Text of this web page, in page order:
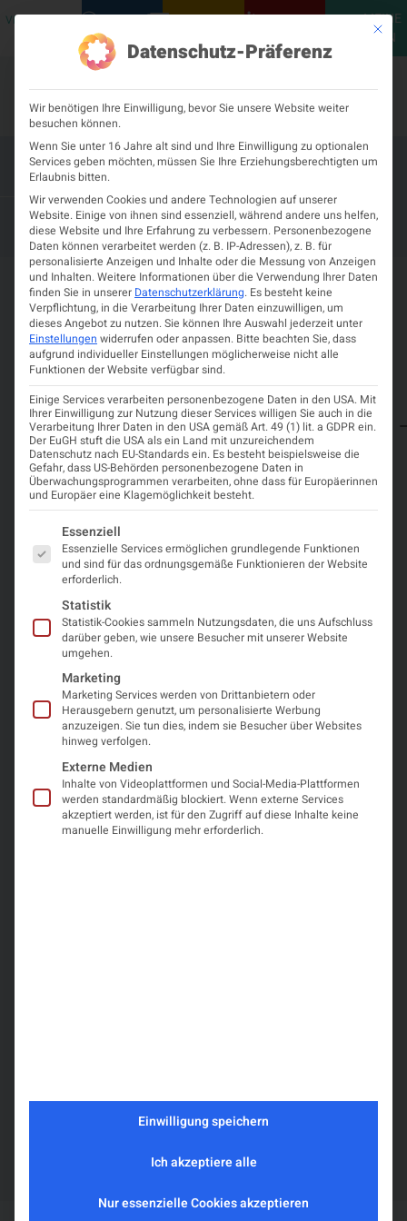
VERANSTALTUNGENPODCASTS NEUROLOGISCH KONTAKT
MEINE
ÖGN
20. Innsbrucker Liquorseminar
16. JANUAR 2026 – 17. JANUAR 2026
NEUROLOGISCHES LABOR
Details zur Veranstaltung
Neurologische Liquor- und
Antikörperdiagnostik
Zeit
und Ort
16.
Januar
2026
–
17.
Januar
2026
Neurologisches
Labor
Innrain
66,
2.
Stock,
6020
Innsbruck
Sie sehen gerade
einen
Platzhalterinhalt
von
OpenStreetMap.
Um auf den
eigentlichen
Inhalt
die Schaltfläche
unten. Bitte
Daten an
Drittanbieter
weitergegeben
Informationen
Inhalt
Erforderlichen
Service
akzeptieren
Programm
und
Information
Teilnahmegebühr 170 €
Anmeldung per E-Mail (im Programm)
Mit
Datenschutz-Präferenz
Wir benötigen Ihre Einwilligung, bevor Sie unsere Website weiter
besuchen können.
Wenn Sie unter 16 Jahre alt sind und Ihre Einwilligung zu optionalen
Services geben möchten, müssen Sie Ihre Erziehungsberechtigten um
Erlaubnis bitten.
Wir verwenden Cookies und andere Technologien auf unserer
Website. Einige von ihnen sind essenziell, während andere uns helfen,
diese Website und Ihre Erfahrung zu verbessern. Personenbezogene
Daten können verarbeitet werden (z. B. IP-Adressen), z. B. für
personalisierte Anzeigen und Inhalte oder die Messung von Anzeigen
und Inhalten.Weitere Informationen über die Verwendung Ihrer Daten
finden Sie in unserer Datenschutzerklärung. Es besteht keine
Verpflichtung, in die Verarbeitung Ihrer Daten einzuwilligen, um
dieses Angebot zu nutzen.Sie können Ihre Auswahl jederzeit unter
Einstellungen widerrufen oder anpassen. Bitte beachten Sie, dass
aufgrund individueller Einstellungen möglicherweise nicht alle
Funktionen der Website verfügbar sind.
Einige Services verarbeiten personenbezogene Daten in den USA. Mit
Ihrer Einwilligung zur Nutzung dieser Services willigen Sie auch in die
Verarbeitung Ihrer Daten in den USA gemäß Art. 49 (1) lit. a GDPR ein.
Der EuGH stuft die USA als ein Land mit unzureichendem
Datenschutz nach EU-Standards ein. Es besteht beispielsweise die
Gefahr, dass US-Behörden personenbezogene Daten in
Überwachungsprogrammen verarbeiten, ohne dass für Europäerinnen
und Europäer eine Klagemöglichkeit besteht.
Es folgt eine Liste der Service-Gruppen, für die eine
Essenziell
Essenzielle Services ermöglichen grundlegende Funktionen
und sind für das ordnungsgemäße Funktionieren der Website
erforderlich.
Statistik
Statistik-Cookies sammeln Nutzungsdaten, die uns Aufschluss
darüber geben, wie unsere Besucher mit unserer Website
umgehen.
Marketing
Marketing Services werden von Drittanbietern oder
Herausgebern genutzt, um personalisierte Werbung
anzuzeigen. Sie tun dies, indem sie Besucher über Websites
hinweg verfolgen.
Externe Medien
Inhalte von Videoplattformen und Social-Media-Plattformen
werden standardmäßig blockiert. Wenn externe Services
akzeptiert werden, ist für den Zugriff auf diese Inhalte keine
manuelle Einwilligung mehr erforderlich.
Einwilligung speichern
Ich akzeptiere alle
Nur essenzielle Cookies akzeptieren